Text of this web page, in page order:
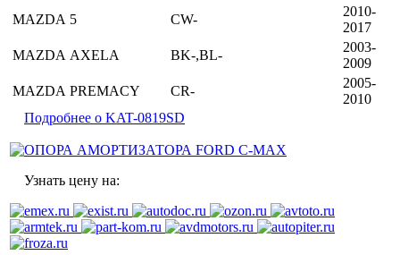
MAZDA 5 CW-
2010-
2017
MAZDA AXELA BK-,BL-
2003-
2009
MAZDA PREMACY CR-
2005-
2010
Подробнее о KAT-0819SD
Узнать цену на: